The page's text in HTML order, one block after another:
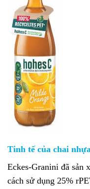
Tinh tế của chai
Eckes-Granini đã sản
cách sử dụng 25%